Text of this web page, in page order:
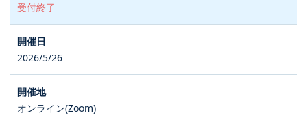
受付終了
2026/5/26
オンライン(Zoom)